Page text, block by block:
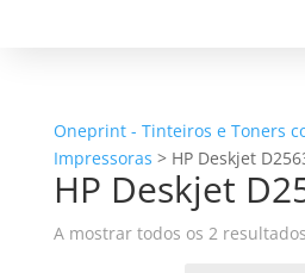
Oneprint - Tinteiros e Toners
Impressoras > HP Deskjet
HP Deskjet
A mostrar todos os 2 resultados